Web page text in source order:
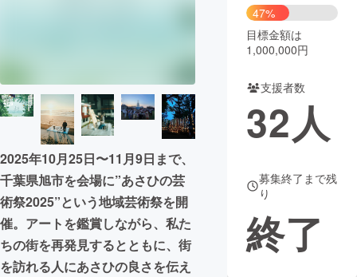
CAMPFIRE Creation
コミュニティ
2025年10月25日〜11月9日まで、
千葉県旭市を会場に”あさひの芸
術祭2025”という地域芸術祭を開
催。アートを鑑賞しながら、私た
ちの街を再発見するとともに、街
を訪れる人にあさひの良さを伝え
47%
目標金額は
1,000,000円
支援者数
32人
募集終了まで残
り
終了